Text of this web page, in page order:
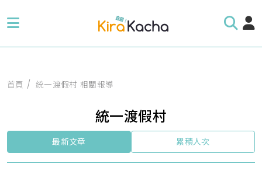
首頁 統一渡假村 相關報導
統一渡假村
最新文章 累積人次